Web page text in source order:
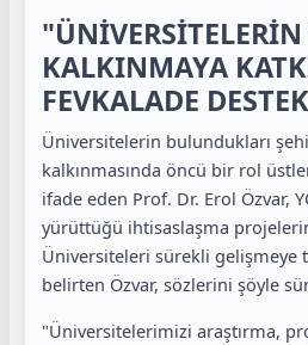
"ÜNİVERSİTELERİN
KALKINMAYA
FEVKALADE
Üniversitelerin bulundukları
kalkınmasında öncü bir rol
ifade eden Prof. Dr. Erol Özvar,
yürüttüğü ihtisaslaşma
Üniversiteleri sürekli gelişmeye
belirten Özvar, sözlerini şöyle
"Üniversitelerimizi araştırma,